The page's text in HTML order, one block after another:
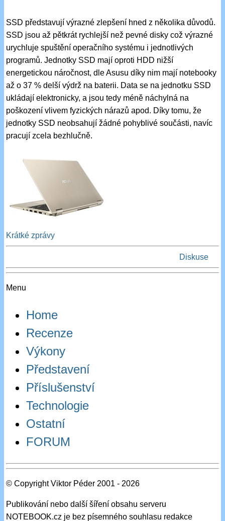
SSD představují výrazné zlepšení hned z několika důvodů.
SSD jsou až pětkrát rychlejší než pevné disky což výrazné
urychluje spuštění operačního systému i jednotlivých
programů. Jednotky SSD mají oproti HDD nižší
energetickou náročnost, dle Asusu díky nim mají notebooky
až o 37 % delší výdrž na baterii. Data se na jednotku SSD
ukládají elektronicky, a jsou tedy méně náchylná na
poškození vlivem fyzických nárazů apod. Díky tomu, že
jednotky SSD neobsahují žádné pohyblivé součásti, navíc
pracují zcela bezhlučně.
Krátké zprávy
Diskuse
Menu
Home
Recenze
Výkony
Představení
Příslušenství
Technologie
Ostatní
FORUM
© Copyright Viktor Péder 2001 - 2026
Publikování nebo další šíření obsahu serveru
NOTEBOOK.cz je bez písemného souhlasu redakce